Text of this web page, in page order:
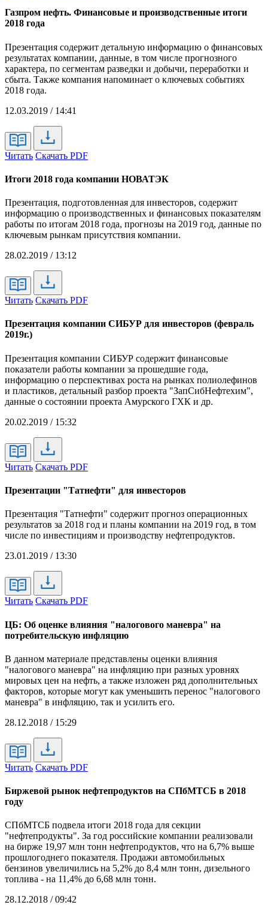
Газпром нефть. Финансовые и производственные итоги
2018 года
Презентация содержит детальную информацию о финансовых
результатах компании, данные, в том числе прогнозного
характера, по сегментам разведки и добычи, переработки и
сбыта. Также компания напоминает о ключевых событиях
2018 года.
12.03.2019 / 14:41
Читать Скачать PDF
Итоги 2018 года компании НОВАТЭК
Презентация, подготовленная для инвесторов, содержит
информацию о производственных и финансовых показателям
работы по итогам 2018 года, прогнозы на 2019 год, данные по
ключевым рынкам присутствия компании.
28.02.2019 / 13:12
Читать Скачать PDF
Презентация компании СИБУР для инвесторов (февраль
2019г.)
Презентация компании СИБУР содержит финансовые
показатели работы компании за прошедшие года,
информацию о перспективах роста на рынках полиолефинов
и пластиков, детальный разбор проекта "ЗапСибНефтехим",
данные о состоянии проекта Амурского ГХК и др.
20.02.2019 / 15:32
Читать Скачать PDF
Презентации "Татнефти" для инвесторов
Презентация "Татнефти" содержит прогноз операционных
результатов за 2018 год и планы компании на 2019 год, в том
числе по инвестициям и производству нефтепродуктов.
23.01.2019 / 13:30
Читать Скачать PDF
ЦБ: Об оценке влияния "налогового маневра" на
потребительскую инфляцию
В данном материале представлены оценки влияния
"налогового маневра" на инфляцию при разных уровнях
мировых цен на нефть, а также изложен ряд дополнительных
факторов, которые могут как уменьшить перенос "налогового
маневра" в инфляцию, так и усилить его.
28.12.2018 / 15:29
Читать Скачать PDF
Биржевой рынок нефтепродуктов на СПбМТСБ в 2018
году
СПбМТСБ подвела итоги 2018 года для секции
"нефтепродукты". За год российские компании реализовали
на бирже 19,97 млн тонн нефтепродуктов, что на 6,7% выше
прошлогоднего показателя. Продажи автомобильных
бензинов увеличились на 5,2% до 8,4 млн тонн, дизельного
топлива - на 11,4% до 6,68 млн тонн.
28.12.2018 / 09:42